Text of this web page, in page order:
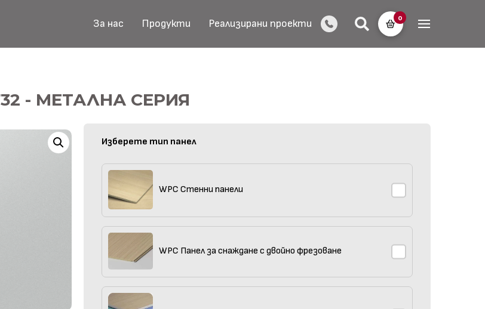
За нас Продукти Реализирани проекти 0
- МЕТАЛНА СЕРИЯ
Изберете тип панел
WPC Стенни панели
WPC Панел за снаждане с двойно фрезоване